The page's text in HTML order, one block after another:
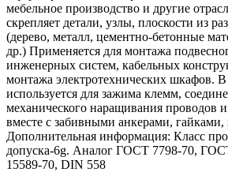
мебельное производство и другие
скрепляет детали, узлы, плоскости из
(дерево, металл, цементно-бетонные
др.) Применяется для монтажа
инженерных систем, кабельных
монтажа электротехнических шкафов. В
используется для зажима клемм,
механического наращивания проводов
вместе с забивными анкерами,
Дополнительная информация: Класс
допуска-6g. Аналог ГОСТ 7798-70,
15589-70, DIN 558